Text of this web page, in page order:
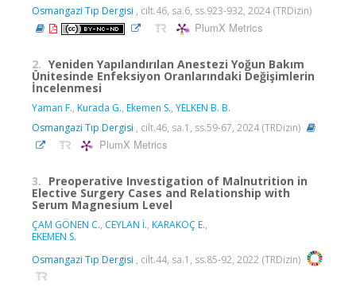
Osmangazi Tıp Dergisi , cilt.46, sa.6, ss.923-932, 2024 (TRDizin)
PlumX Metrics
2. Yeniden Yapılandırılan Anestezi Yoğun Bakım
Ünitesinde Enfeksiyon Oranlarındaki Değişimlerin
İncelenmesi
Yaman F., Kurada G., Ekemen S., YELKEN B. B.
Osmangazi Tıp Dergisi , cilt.46, sa.1, ss.59-67, 2024 (TRDizin)
PlumX Metrics
3. Preoperative Investigation of Malnutrition in
Elective Surgery Cases and Relationship with
Serum Magnesium Level
ÇAM GÖNEN C., CEYLAN İ., KARAKOÇ E.,
EKEMEN S.
Osmangazi Tıp Dergisi , cilt.44, sa.1, ss.85-92, 2022 (TRDizin)